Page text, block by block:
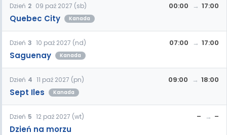
Dzień 2 09 paź 2027 (sb)
Quebec City Kanada
00:00 17:00
Dzień 3 10 paź 2027 (nd)
Saguenay Kanada
07:00 17:00
Dzień 4 11 paź 2027 (pn)
Sept Iles Kanada
09:00 18:00
Dzień 5 12 paź 2027 (wt)
Dzień na morzu
– –